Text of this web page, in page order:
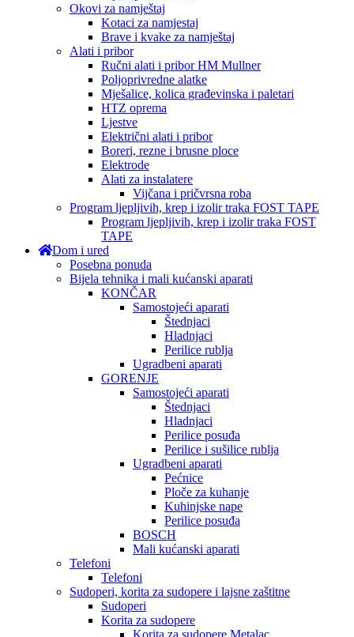
Okovi za namještaj
Kotaci za namjestaj
Brave i kvake za namještaj
Alati i pribor
Ručni alati i pribor HM Mullner
Poljoprivredne alatke
Mješalice, kolica građevinska i paletari
HTZ oprema
Ljestve
Električni alati i pribor
Boreri, rezne i brusne ploce
Elektrode
Alati za instalatere
Vijčana i pričvrsna roba
Program ljepljivih, krep i izolir traka FOST TAPE
Program ljepljivih, krep i izolir traka FOST
TAPE
Dom i ured
Posebna ponuda
Bijela tehnika i mali kućanski aparati
KONČAR
Samostojeći aparati
Štednjaci
Hladnjaci
Perilice rublja
Ugradbeni aparati
GORENJE
Samostojeći aparati
Štednjaci
Hladnjaci
Perilice posuđa
Perilice i sušilice rublja
Ugradbeni aparati
Pećnice
Ploče za kuhanje
Kuhinjske nape
Perilice posuđa
BOSCH
Mali kućanski aparati
Telefoni
Telefoni
Sudoperi, korita za sudopere i lajsne zaštitne
Sudoperi
Korita za sudopere
Korita za sudopere Metalac